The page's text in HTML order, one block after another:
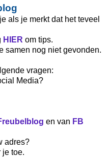
als je merkt dat het teveel
HIER om tips.
samen nog niet gevonden.
vragen:
Media?
en van FB
adres?
je toe.